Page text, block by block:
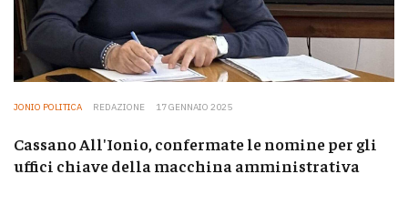
JONIO POLITICA REDAZIONE 17 GENNAIO 2025
Cassano All'Ionio, confermate le nomine per gli
uffici chiave della macchina amministrativa